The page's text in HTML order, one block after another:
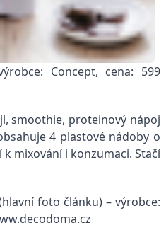
Concept, cena: 599
smoothie, proteinový nápoj
4 plastové nádoby o
mixování i konzumaci. Stačí
foto článku) – výrobce: